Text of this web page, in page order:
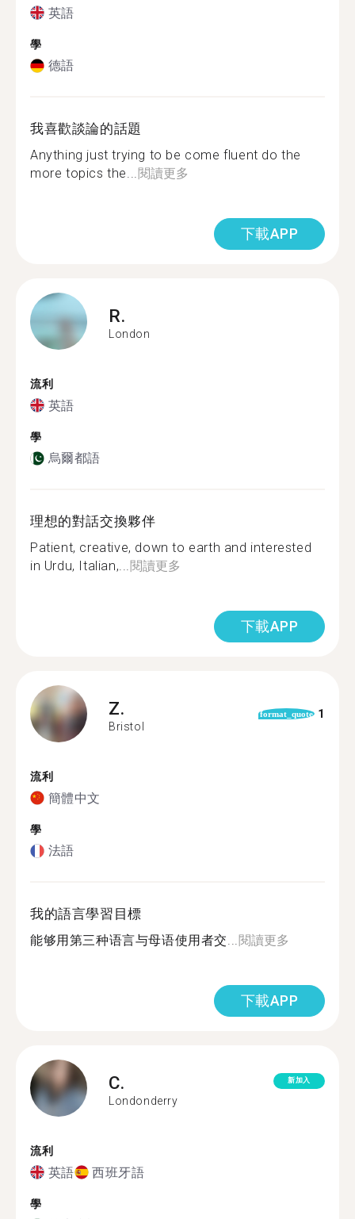
英語
學
德語
我喜歡談論的話題
Anything just trying to be come fluent do the
more topics the...閱讀更多
下載APP
R.
London
流利
英語
學
烏爾都語
理想的對話交換夥伴
Patient, creative, down to earth and interested
in Urdu, Italian,...閱讀更多
下載APP
Z.
Bristol
format_quote 1
流利
簡體中文
學
法語
我的語言學習目標
能够用第三种语言与母语使用者交...閱讀更多
下載APP
C.
Londonderry
新加入
流利
英語 西班牙語
學